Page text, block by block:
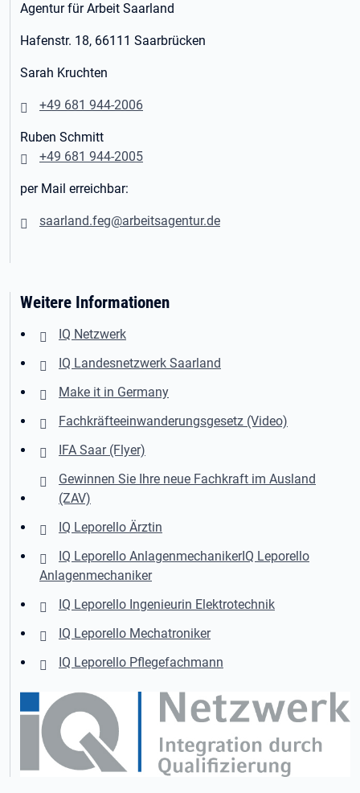
Agentur für Arbeit Saarland
Hafenstr. 18, 66111 Saarbrücken
Sarah Kruchten
+49 681 944-2006
Ruben Schmitt
+49 681 944-2005
per Mail erreichbar:
saarland.feg@arbeitsagentur.de
Weitere Informationen
IQ Netzwerk
IQ Landesnetzwerk Saarland
Make it in Germany
Fachkräfteeinwanderungsgesetz (Video)
IFA Saar (Flyer)
Gewinnen Sie Ihre neue Fachkraft im Ausland
(ZAV)
IQ Leporello Ärztin
IQ Leporello AnlagenmechanikerIQ Leporello
Anlagenmechaniker
IQ Leporello Ingenieurin Elektrotechnik
IQ Leporello Mechatroniker
IQ Leporello Pflegefachmann